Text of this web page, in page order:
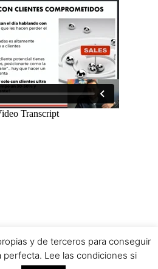
y de terceros para conseguir
perfecta. Lee las condiciones si